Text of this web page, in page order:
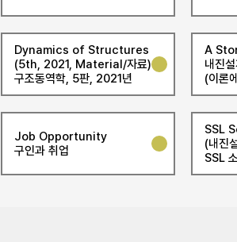
Dynamics of Structures
(5th, 2021, Material/자료)
구조동역학, 5판, 2021년
A
내진
(이론
Job Opportunity
구인과 취업
SSL
(내진
SSL